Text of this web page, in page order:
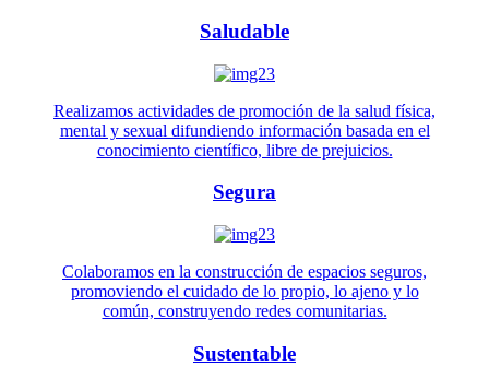
Saludable
Realizamos actividades de promoción de la salud física,
mental y sexual difundiendo información basada en el
conocimiento científico, libre de prejuicios.
Segura
Colaboramos en la construcción de espacios seguros,
promoviendo el cuidado de lo propio, lo ajeno y lo
común, construyendo redes comunitarias.
Sustentable